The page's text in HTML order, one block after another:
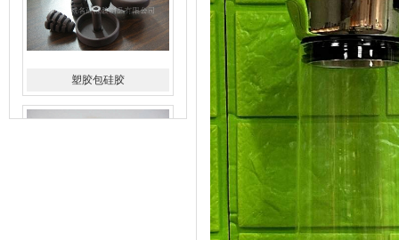
水橡胶过滤网